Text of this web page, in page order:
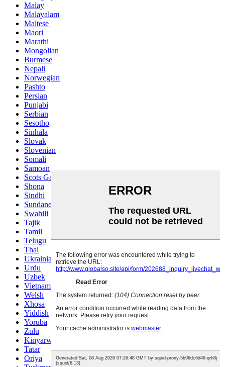
Malay
Malayalam
Maltese
Maori
Marathi
Mongolian
Burmese
Nepali
Norwegian
Pashto
Persian
Punjabi
Serbian
Sesotho
Sinhala
Slovak
Slovenian
Somali
Samoan
Scots Gaelic
Shona
Sindhi
Sundanese
Swahili
Tajik
Tamil
Telugu
Thai
Ukrainian
Urdu
Uzbek
Vietnamese
Welsh
Xhosa
Yiddish
Yoruba
Zulu
Kinyarwanda
Tatar
Oriya